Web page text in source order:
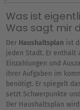
Was ist
Was sagt mir
Der Haushaltsplan ist
jeden Stadt. Er enthält
Einzahlungen und
ihrer Aufgaben im
benötigt. Er spiegelt
setzt Schwerpunkte
Der Haushaltsplan